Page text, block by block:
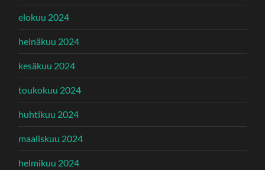
elokuu 2024
heinäkuu 2024
kesäkuu 2024
toukokuu 2024
huhtikuu 2024
maaliskuu 2024
helmikuu 2024